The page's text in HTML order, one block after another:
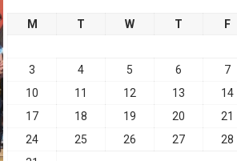
M T W T F
3
4 5 6 7
10
11 12 13 14
17
18 19 20 21
24
25 26 27 28